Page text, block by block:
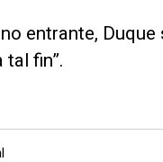
entrante,
fin”.